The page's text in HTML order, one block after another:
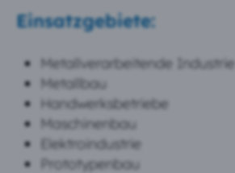
Einsatzgebiete:
Metallverarbeitende Industrie
Metallbau
Handwerksbetriebe
Maschinenbau
Elektroindustrie
Prototypenbau